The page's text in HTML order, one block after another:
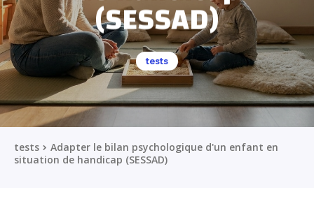
(SESSAD)
tests
tests
Adapter le bilan psychologique d'un enfant en
situation de handicap (SESSAD)